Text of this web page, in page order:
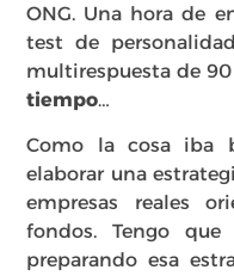
ONG. Una hora de
test de
multirespuesta de
tiempo…
Como la cosa iba
elaborar una
empresas reales
fondos. Tengo
preparando esa